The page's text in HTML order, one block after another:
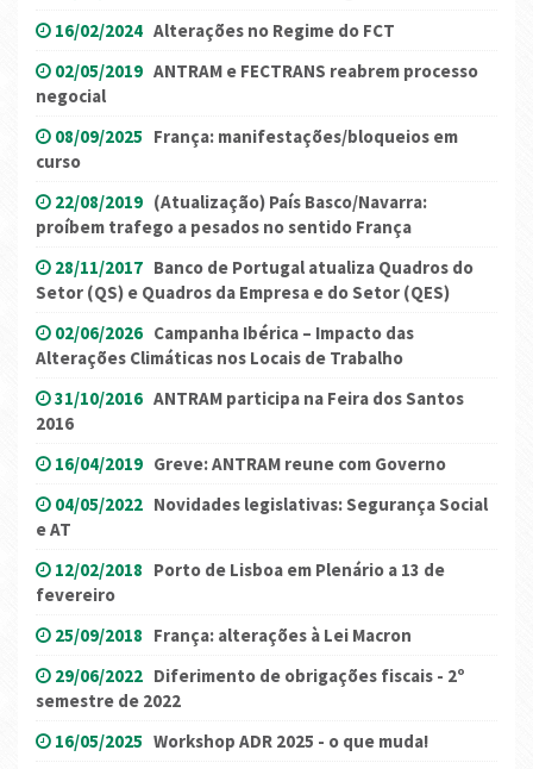
16/02/2024 Alterações no Regime do FCT
02/05/2019 ANTRAM e FECTRANS reabrem processo
negocial
08/09/2025 França: manifestações/bloqueios em
curso
22/08/2019 (Atualização) País Basco/Navarra:
proíbem trafego a pesados no sentido França
28/11/2017 Banco de Portugal atualiza Quadros do
Setor (QS) e Quadros da Empresa e do Setor (QES)
02/06/2026 Campanha Ibérica – Impacto das
Alterações Climáticas nos Locais de Trabalho
31/10/2016 ANTRAM participa na Feira dos Santos
2016
16/04/2019 Greve: ANTRAM reune com Governo
04/05/2022 Novidades legislativas: Segurança Social
e AT
12/02/2018 Porto de Lisboa em Plenário a 13 de
fevereiro
25/09/2018 França: alterações à Lei Macron
29/06/2022 Diferimento de obrigações fiscais - 2º
semestre de 2022
16/05/2025 Workshop ADR 2025 - o que muda!